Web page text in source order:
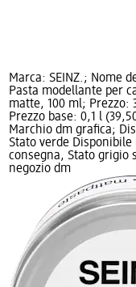
Marca: SEINZ.; Nome
Pasta modellante per
matte, 100 ml; Prezzo:
Prezzo base: 0,1 l
Marchio dm grafica;
Stato verde Disponibile
consegna, Stato grigio
negozio dm